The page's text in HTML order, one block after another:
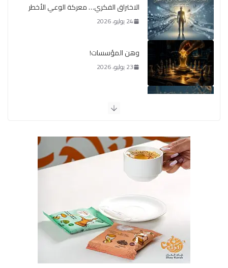
الاختراق الفكري… معركة الوعي الأخطر
24 يوليو، 2026
وهن المؤسسات!
23 يوليو، 2026
الوضع اليوم في الشرق الأوسط
7 يوليو، 2026